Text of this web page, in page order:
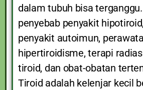
dalam tubuh bisa
penyebab penyakit
penyakit autoimun,
hipertiroidisme, terapi
tiroid, dan obat-obatan
Tiroid adalah kelenjar kecil